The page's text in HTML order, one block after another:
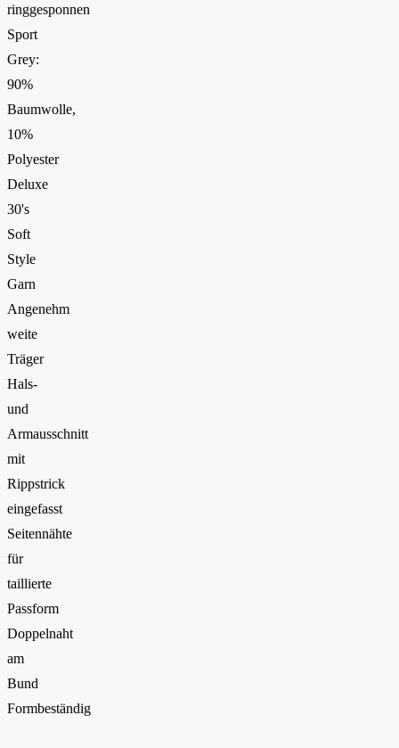
ringgesponnen
Sport
Grey:
90%
Baumwolle,
10%
Polyester
Deluxe
30's
Soft
Style
Garn
Angenehm
weite
Träger
Hals-
und
Armausschnitt
mit
Rippstrick
eingefasst
Seitennähte
für
taillierte
Passform
Doppelnaht
am
Bund
Formbeständig